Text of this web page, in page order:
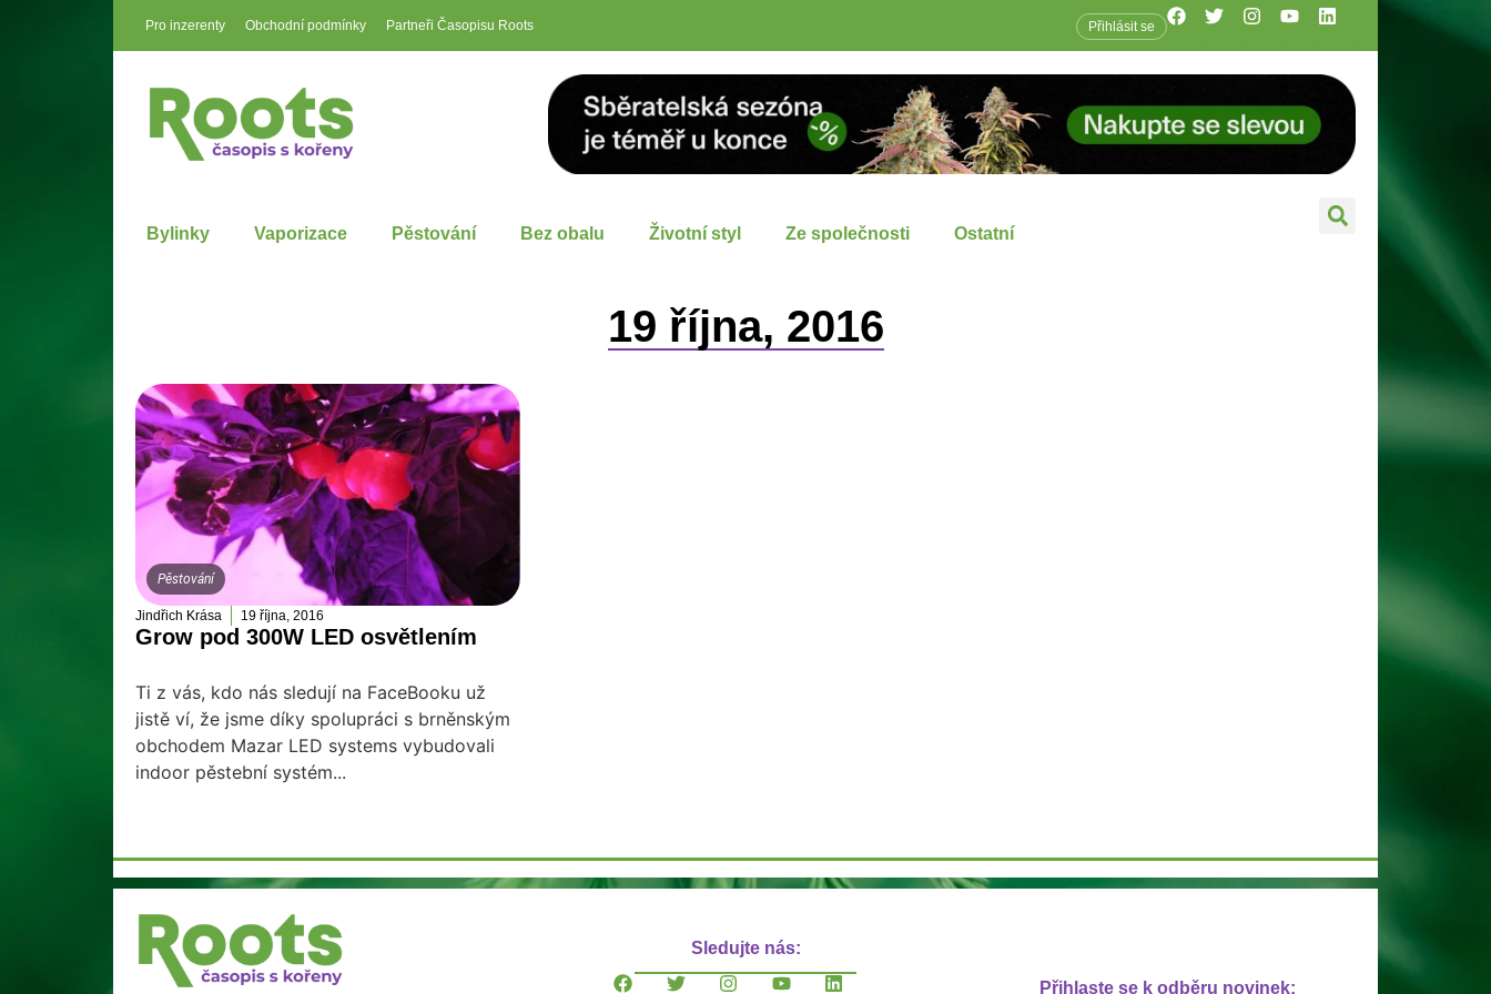
Pro inzerenty Obchodní podmínky Partneři Časopisu Roots Přihlásit se
Bylinky Vaporizace Pěstování Bez obalu Životní styl Ze společnosti Ostatní
19 října, 2016
Pěstování
Jindřich Krása 19 října, 2016
Grow pod 300W LED osvětlením
Ti z vás, kdo nás sledují na FaceBooku už
jistě ví, že jsme díky spolupráci s brněnským
obchodem Mazar LED systems vybudovali
indoor pěstební systém...
Sledujte nás:
Přihlaste se k odběru novinek: